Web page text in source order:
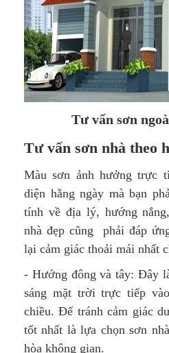
Tư vấn sơn
Tư vấn sơn nhà theo
Màu sơn ảnh hưởng trực
diện hằng ngày mà bạn
tính về địa lý, hướng
nhà đẹp cũng phải đáp
lại cảm giác thoải mái nhất
- Hướng đông và tây: Đây
sáng mặt trời trực tiếp
chiều. Để tránh cảm giác
tốt nhất là lựa chọn sơn
hòa không gian.